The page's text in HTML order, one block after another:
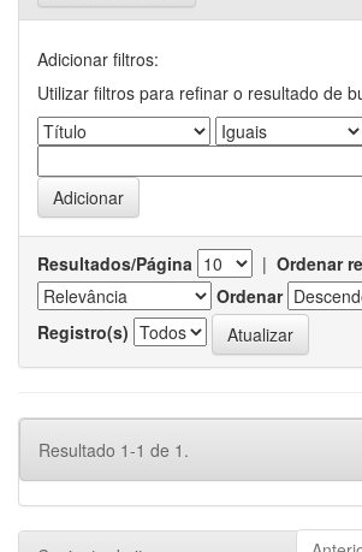
Adicionar filtros:
Utilizar filtros para refinar o resultado de
Resultados/Página | Ordenar
Ordenar
Registro(s)
Resultado 1-1 de 1.